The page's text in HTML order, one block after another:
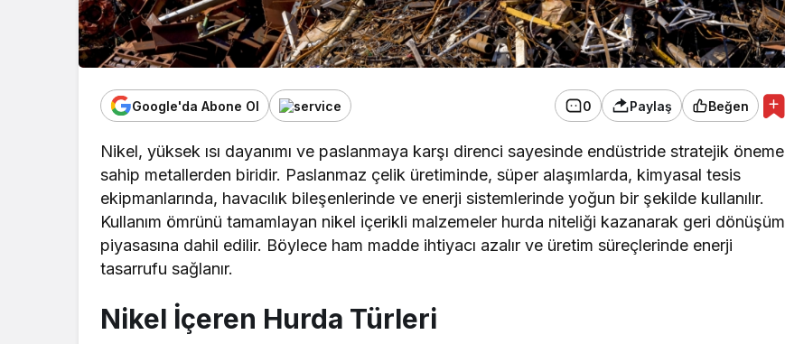
Google'da Abone Ol 0 Paylaş Beğen
Nikel, yüksek ısı dayanımı ve paslanmaya karşı direnci sayesinde endüstride stratejik öneme
sahip metallerden biridir. Paslanmaz çelik üretiminde, süper alaşımlarda, kimyasal tesis
ekipmanlarında, havacılık bileşenlerinde ve enerji sistemlerinde yoğun bir şekilde kullanılır.
Kullanım ömrünü tamamlayan nikel içerikli malzemeler hurda niteliği kazanarak geri dönüşüm
piyasasına dahil edilir. Böylece ham madde ihtiyacı azalır ve üretim süreçlerinde enerji
tasarrufu sağlanır.
Nikel İçeren Hurda Türleri